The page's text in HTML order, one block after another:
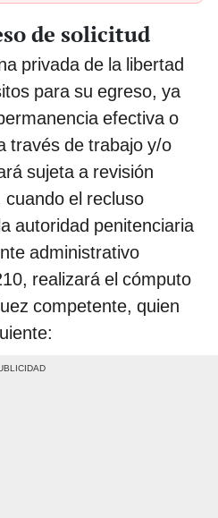
de solicitud
privada de la libertad
para su egreso, ya
efectiva o
través de trabajo y/o
sujeta a revisión
cuando el recluso
autoridad penitenciaria
administrativo
realizará el cómputo
competente, quien